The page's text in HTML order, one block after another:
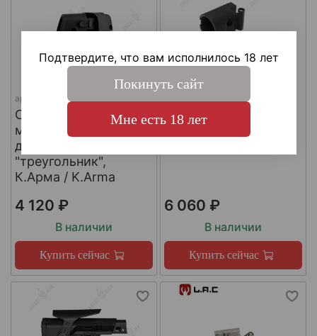
арт.
Складной шарнир
модульного приклада
для трубы приклада
"треугольник",
К.Арма / K.Arma
4 120 ₽
В наличии
Купить сейчас
Адаптер приклада
АКСУ/АКС-74У,
6 060 ₽
В наличии
Купить сейчас
Подтвердите, что вам исполнилось 18 лет
Покинуть сайт
Мне есть 18 лет